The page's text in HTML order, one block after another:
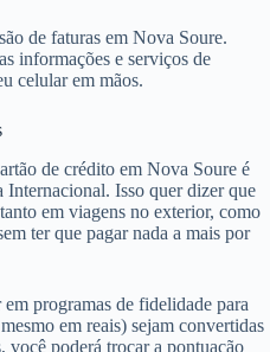
de faturas em Nova Soure.
informações e serviços de
celular em mãos.
de crédito em Nova Soure é
Internacional. Isso quer dizer que
em viagens no exterior, como
ter que pagar nada a mais por
programas de fidelidade para
em reais) sejam convertidas
poderá trocar a pontuação